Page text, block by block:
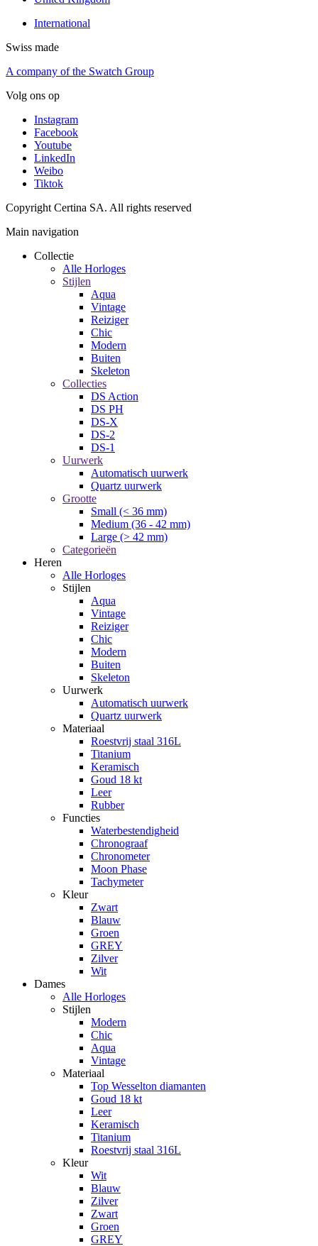
International
Swiss made
A company of the Swatch Group
Volg ons op
Instagram
Facebook
Youtube
LinkedIn
Weibo
Tiktok
Copyright Certina SA. All rights reserved
Main navigation
Collectie
Alle Horloges
Stijlen
Aqua
Vintage
Reiziger
Chic
Modern
Buiten
Skeleton
Collecties
DS Action
DS PH
DS-X
DS-2
DS-1
Uurwerk
Automatisch uurwerk
Quartz uurwerk
Grootte
Small (< 36 mm)
Medium (36 - 42 mm)
Large (> 42 mm)
Categorieën
Heren
Alle Horloges
Stijlen
Aqua
Vintage
Reiziger
Chic
Modern
Buiten
Skeleton
Uurwerk
Automatisch uurwerk
Quartz uurwerk
Materiaal
Roestvrij staal 316L
Titanium
Keramisch
Goud 18 kt
Leer
Rubber
Functies
Waterbestendigheid
Chronograaf
Chronometer
Moon Phase
Tachymeter
Kleur
Zwart
Blauw
Groen
GREY
Zilver
Wit
Dames
Alle Horloges
Stijlen
Modern
Chic
Aqua
Vintage
Materiaal
Top Wesselton diamanten
Goud 18 kt
Leer
Keramisch
Titanium
Roestvrij staal 316L
Kleur
Wit
Blauw
Zilver
Zwart
Groen
GREY